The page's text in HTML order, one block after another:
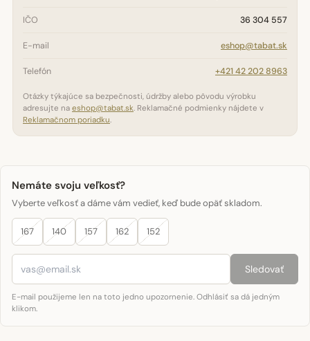
IČO 36 304 557
E-mail eshop@tabat.sk
Telefón +421 42 202 8963
Otázky týkajúce sa bezpečnosti, údržby alebo pôvodu výrobku
adresujte na eshop@tabat.sk. Reklamačné podmienky nájdete v
Reklamačnom poriadku.
Nemáte svoju veľkosť?
Vyberte veľkosť a dáme vám vedieť, keď bude opäť skladom.
167 140 157 162 152
Sledovať
E-mail použijeme len na toto jedno upozornenie. Odhlásiť sa dá jedným
klikom.